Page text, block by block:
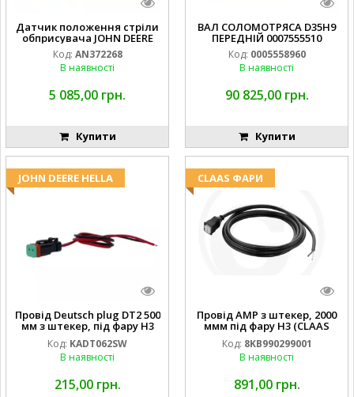
Датчик положення стріли
обприсувача JOHN DEERE
Код: AN372268
В наявності
5 085,00 грн.
Купити
ВАЛ СОЛОМОТРЯСА D35H9
ПЕРЕДНІЙ 0007555510
Код: 0005558960
В наявності
90 825,00 грн.
Купити
JOHN DEERE HELLA
Провід Deutsch plug DT2 500
мм з штекер, під фару H3
(JOHN DEERE AL116438
994.184.00) ) Kramp Hella
Код: KADT062SW
В наявності
215,00 грн.
CLAAS ФАРИ
Провід AMP з штекер, 2000
ммм під фару H3 (CLAAS
013733) Hella
Код: 8KB990299001
В наявності
891,00 грн.